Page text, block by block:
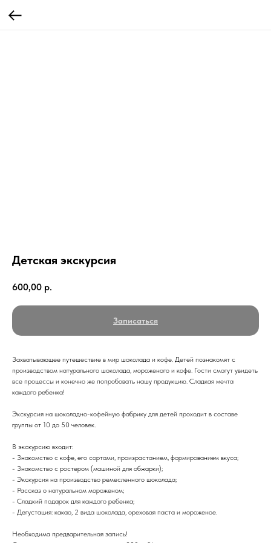
Детская экскурсия
600,00 р.
Записаться
Захватывающее путешествие в мир шоколада и кофе. Детей познакомят с
производством натурального шоколада, мороженого и кофе. Гости смогут увидеть
все процессы и конечно же попробовать нашу продукцию. Сладкая мечта
каждого ребенка!
Экскурсия на шоколадно-кофейную фабрику для детей проходит в составе
группы от 10 до 50 человек.
В экскурсию входит:
- Знакомство с кофе, его сортами, произрастанием, формированием вкуса;
- Знакомство с ростером (машиной для обжарки);
- Экскурсия на производство ремесленного шоколада;
- Рассказ о натуральном мороженом;
- Сладкий подарок для каждого ребенка;
- Дегустация: какао, 2 вида шоколада, ореховая паста и мороженое.
Необходима предварительная запись!